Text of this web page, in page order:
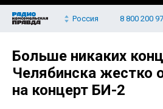
Россия 8 800 200
Больше никаких
Челябинска жестко
на концерт БИ-2